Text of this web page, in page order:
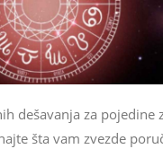
dešavanja za pojedine
šta vam zvezde